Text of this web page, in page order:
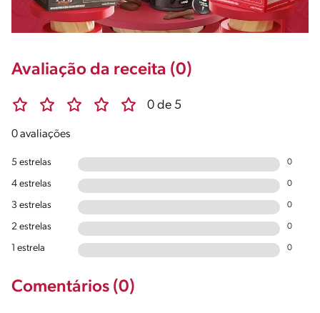
Avaliação da receita (0)
0 de 5
0 avaliações
5 estrelas 0
4 estrelas 0
3 estrelas 0
2 estrelas 0
1 estrela 0
Comentários (0)